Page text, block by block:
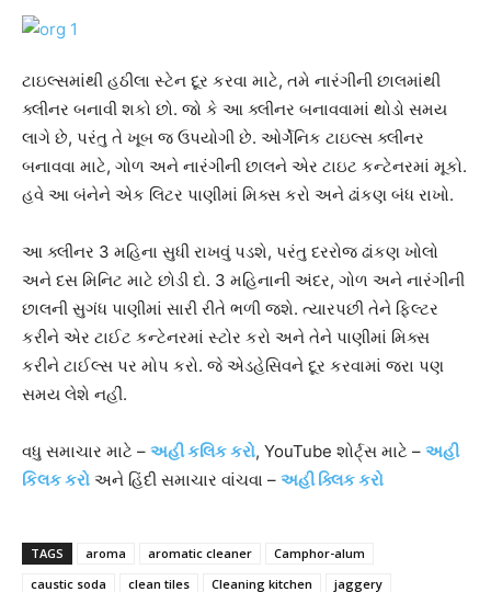
ટાઇલ્સમાંથી હઠીલા સ્ટેન દૂર કરવા માટે, તમે નારંગીની છાલમાંથી
ક્લીનર બનાવી શકો છો. જો કે આ ક્લીનર બનાવવામાં થોડો સમય
લાગે છે, પરંતુ તે ખૂબ જ ઉપયોગી છે. ઓર્ગેનિક ટાઇલ્સ ક્લીનર
બનાવવા માટે, ગોળ અને નારંગીની છાલને એર ટાઇટ કન્ટેનરમાં મૂકો.
હવે આ બંનેને એક લિટર પાણીમાં મિક્સ કરો અને ઢાંકણ બંધ રાખો.
આ ક્લીનર 3 મહિના સુધી રાખવું પડશે, પરંતુ દરરોજ ઢાંકણ ખોલો
અને દસ મિનિટ માટે છોડી દો. 3 મહિનાની અંદર, ગોળ અને નારંગીની
છાલની સુગંધ પાણીમાં સારી રીતે ભળી જશે. ત્યારપછી તેને ફિલ્ટર
કરીને એર ટાઈટ કન્ટેનરમાં સ્ટોર કરો અને તેને પાણીમાં મિક્સ
કરીને ટાઈલ્સ પર મોપ કરો. જે એડહેસિવને દૂર કરવામાં જરા પણ
સમય લેશે નહીં.
વધુ સમાચાર માટે – અહી કલિક કરો, YouTube શોર્ટ્સ માટે – અહી
કિલક કરો અને હિંદી સમાચાર વાંચવા – અહી ક્લિક કરો
TAGS aroma aromatic cleaner
Camphor-alum
caustic soda
clean tiles Cleaning kitchen jaggery